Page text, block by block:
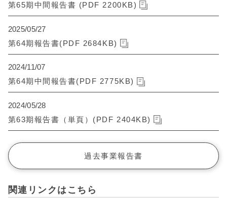
第65期中間報告書 (PDF 2200KB)
2025/05/27
第64期報告書(PDF 2684KB)
2024/11/07
第64期中間報告書(PDF 2775KB)
2024/05/28
第63期報告書（単頁）(PDF 2404KB)
過去事業報告書
関連リンクはこちら